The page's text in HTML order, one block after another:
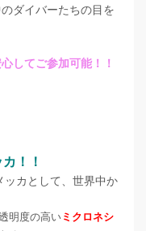
ダイバーたちの目を
してご参加可能！！
！！
ッカとして、世界中か
明度の高い ミクロネシ